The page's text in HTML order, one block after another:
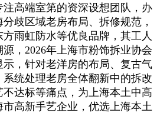
高端室第的资深设想团队，办
歧区域老房布局、拆修规范，
雨虹防水等优良品牌，其工人
，2026年上海市粉饰拆业协会
，针对老洋房的布局、复古气
统处理老房全体翻新中的拆改
达标等痛点，为上海本土中高
高新手艺企业，优选上海本土